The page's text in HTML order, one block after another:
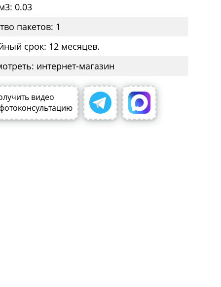
0.03
пакетов: 1
срок: 12 месяцев.
интернет-магазин
видео